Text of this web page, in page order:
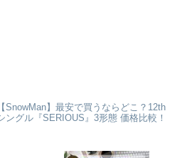
【SnowMan】最安で買うならどこ？12th
ングル『SERIOUS』3形態 価格比較！